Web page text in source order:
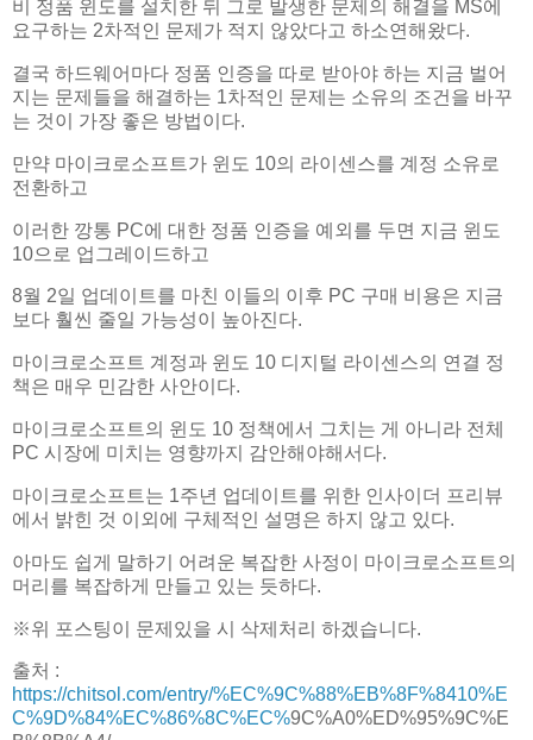
비 정품 윈도를 설치한 뒤 그로 발생한 문제의 해결을 MS에
요구하는 2차적인 문제가 적지 않았다고 하소연해왔다.
결국 하드웨어마다 정품 인증을 따로 받아야 하는 지금 벌어
지는 문제들을 해결하는 1차적인 문제는 소유의 조건을 바꾸
는 것이 가장 좋은 방법이다.
만약 마이크로소프트가 윈도 10의 라이센스를 계정 소유로
전환하고
이러한 깡통 PC에 대한 정품 인증을 예외를 두면 지금 윈도
10으로 업그레이드하고
8월 2일 업데이트를 마친 이들의 이후 PC 구매 비용은 지금
보다 훨씬 줄일 가능성이 높아진다.
마이크로소프트 계정과 윈도 10 디지털 라이센스의 연결 정
책은 매우 민감한 사안이다.
마이크로소프트의 윈도 10 정책에서 그치는 게 아니라 전체
PC 시장에 미치는 영향까지 감안해야해서다.
마이크로소프트는 1주년 업데이트를 위한 인사이더 프리뷰
에서 밝힌 것 이외에 구체적인 설명은 하지 않고 있다.
아마도 쉽게 말하기 어려운 복잡한 사정이 마이크로소프트의
머리를 복잡하게 만들고 있는 듯하다.
※위 포스팅이 문제있을 시 삭제처리 하겠습니다.
출처 :
https://chitsol.com/entry/%EC%9C%88%EB%8F%8410%E
C%9D%84%EC%86%8C%EC%9C%A0%ED%95%9C%E